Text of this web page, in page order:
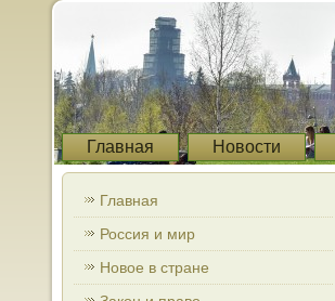
Главная Новости
Главная
Россия и мир
Новое в стране